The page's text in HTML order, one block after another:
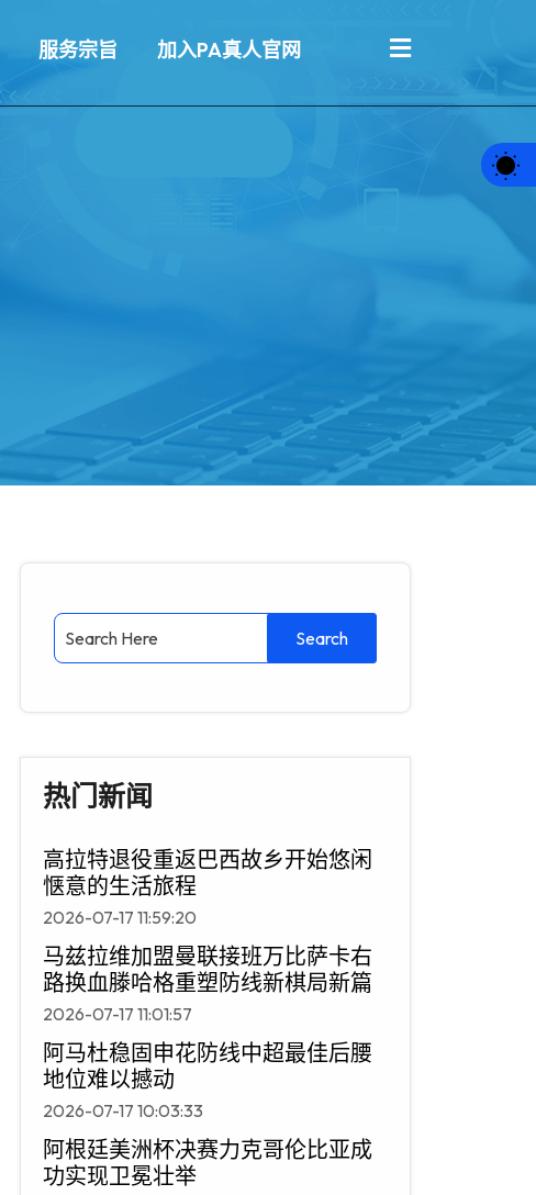
服务宗旨 加入PA真人官网
热门新闻
高拉特退役重返巴西故乡开始悠闲
惬意的生活旅程
2026-07-17 11:59:20
马兹拉维加盟曼联接班万比萨卡右
路换血滕哈格重塑防线新棋局新篇
2026-07-17 11:01:57
阿马杜稳固申花防线中超最佳后腰
地位难以撼动
2026-07-17 10:03:33
阿根廷美洲杯决赛力克哥伦比亚成
功实现卫冕壮举